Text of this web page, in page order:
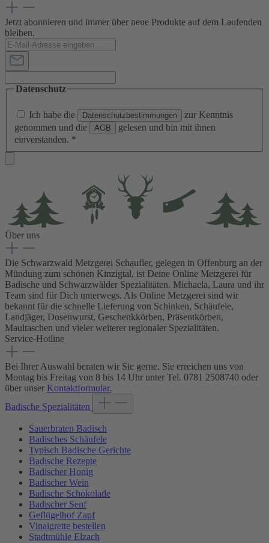
Jetzt abonnieren und immer über neue Produkte auf dem Laufenden
bleiben.
Datenschutz
Ich habe die Datenschutzbestimmungen
zur Kenntnis
genommen und die
AGB
gelesen und bin mit ihnen
einverstanden. *
Über uns
Die Schwarzwald Metzgerei Schaufler, gelegen in Offenburg an der
Mündung zum schönen Kinzigtal, ist Deine Online Metzgerei für
Badische und Schwarzwälder Spezialitäten. Michaela, Laura und ihr
Team sind für Dich unterwegs. Als Online Metzgerei sind wir
bekannt für die schnelle Lieferung von Schinken, Schäufele,
Landjäger, Dosenwurst, Geschenkkörben, Präsentkörben,
Maultaschen und vieler weiterer regionaler Spezialitäten.
Service-Hotline
Bei Ihrer Auswahl beraten wir Sie gerne. Sie erreichen uns von
Montag bis Freitag von 8 bis 14 Uhr unter Tel. 0781 2508740 oder
über unser Kontaktformular.
Badische Spezialitäten
Sauerbraten Badisch
Badisches Schäufele
Typisch Badische Gerichte
Badische Rezepte
Badischer Honig
Badischer Wein
Badische Schokolade
Badischer Senf
Geflügelhof Zapf
Vinaigrette bestellen
Stadtmühle Elzach